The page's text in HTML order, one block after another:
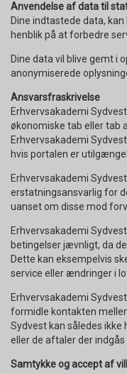
Anvendelse af data til
Dine indtastede data,
henblik på at forbedre
Dine data vil blive gemt i
anonymiserede
Ansvarsfraskrivelse
Erhvervsakademi
økonomiske tab eller tab
Erhvervsakademi
hvis portalen er
Erhvervsakademi
erstatningsansvarlig for
uanset om disse mod
Erhvervsakademi
betingelser jævnligt, da
Dette kan eksempelvis
service eller ændringer i
Erhvervsakademi
formidle kontakten
Sydvest kan således
eller de aftaler der
Samtykke og accept af